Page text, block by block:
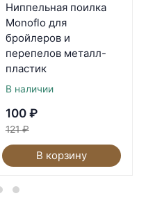
Ниппельная поилка
Monoflo для
бройлеров и
перепелов металл-
пластик
В наличии
100 ₽
121 ₽
В корзину